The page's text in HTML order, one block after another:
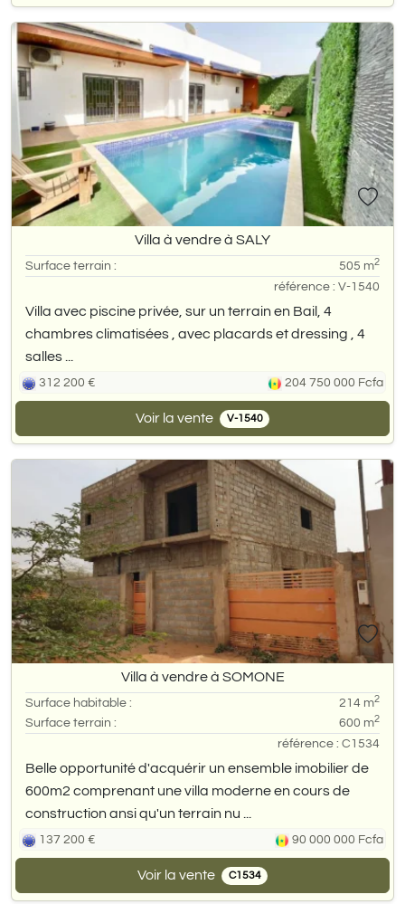
Villa à vendre à SALY
Surface terrain : 505 m2
référence : V-1540
Villa avec piscine privée, sur un terrain en Bail, 4
chambres climatisées , avec placards et dressing , 4
salles ...
312 200 € 204 750 000 Fcfa
Voir la vente V-1540
Villa à vendre à SOMONE
Surface habitable : 214 m2
Surface terrain : 600 m2
référence : C1534
Belle opportunité d'acquérir un ensemble imobilier de
600m2 comprenant une villa moderne en cours de
construction ansi qu'un terrain nu ...
137 200 € 90 000 000 Fcfa
Voir la vente C1534